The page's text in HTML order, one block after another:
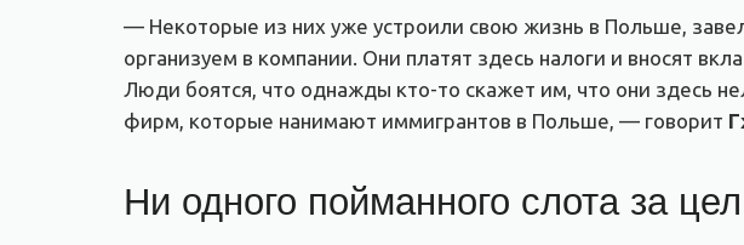
— Некоторые из них уже устроили свою жизнь в Польше,
организуем в компании. Они платят здесь налоги и вносят
Люди боятся, что однажды кто-то скажет им, что они здесь
фирм, которые нанимают иммигрантов в Польше, — говорит
Ни одного пойманного слота за